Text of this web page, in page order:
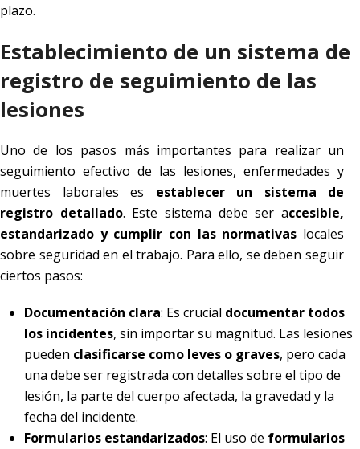
plazo.
Establecimiento de un sistema de
registro de seguimiento de las
lesiones
Uno de los pasos más importantes para realizar un
seguimiento efectivo de las lesiones, enfermedades y
muertes laborales es establecer un sistema de
registro detallado. Este sistema debe ser accesible,
estandarizado y cumplir con las normativas locales
sobre seguridad en el trabajo. Para ello, se deben seguir
ciertos pasos:
Documentación clara: Es crucial documentar todos
los incidentes, sin importar su magnitud. Las lesiones
pueden clasificarse como leves o graves, pero cada
una debe ser registrada con detalles sobre el tipo de
lesión, la parte del cuerpo afectada, la gravedad y la
fecha del incidente.
Formularios estandarizados: El uso de formularios